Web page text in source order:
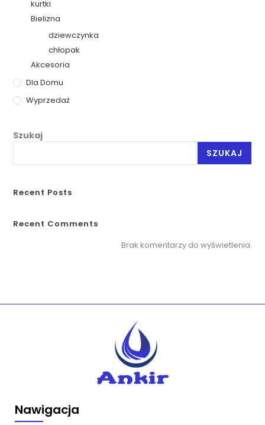
kurtki
Bielizna
dziewczynka
chłopak
Akcesoria
Dla Domu
Wyprzedaż
Szukaj
SZUKAJ
Recent Posts
Recent Comments
Brak komentarzy do wyświetlenia.
Nawigacja